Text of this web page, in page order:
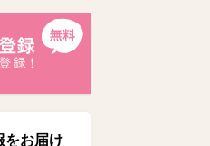
をお届け